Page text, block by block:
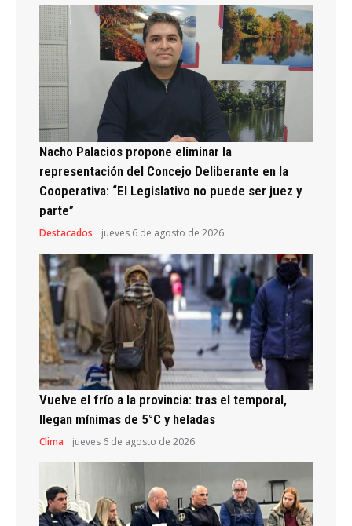
Nacho Palacios propone eliminar la
representación del Concejo Deliberante en la
Cooperativa: “El Legislativo no puede ser juez y
parte”
Destacados jueves 6 de agosto de 2026
Vuelve el frío a la provincia: tras el temporal,
llegan mínimas de 5°C y heladas
Clima jueves 6 de agosto de 2026